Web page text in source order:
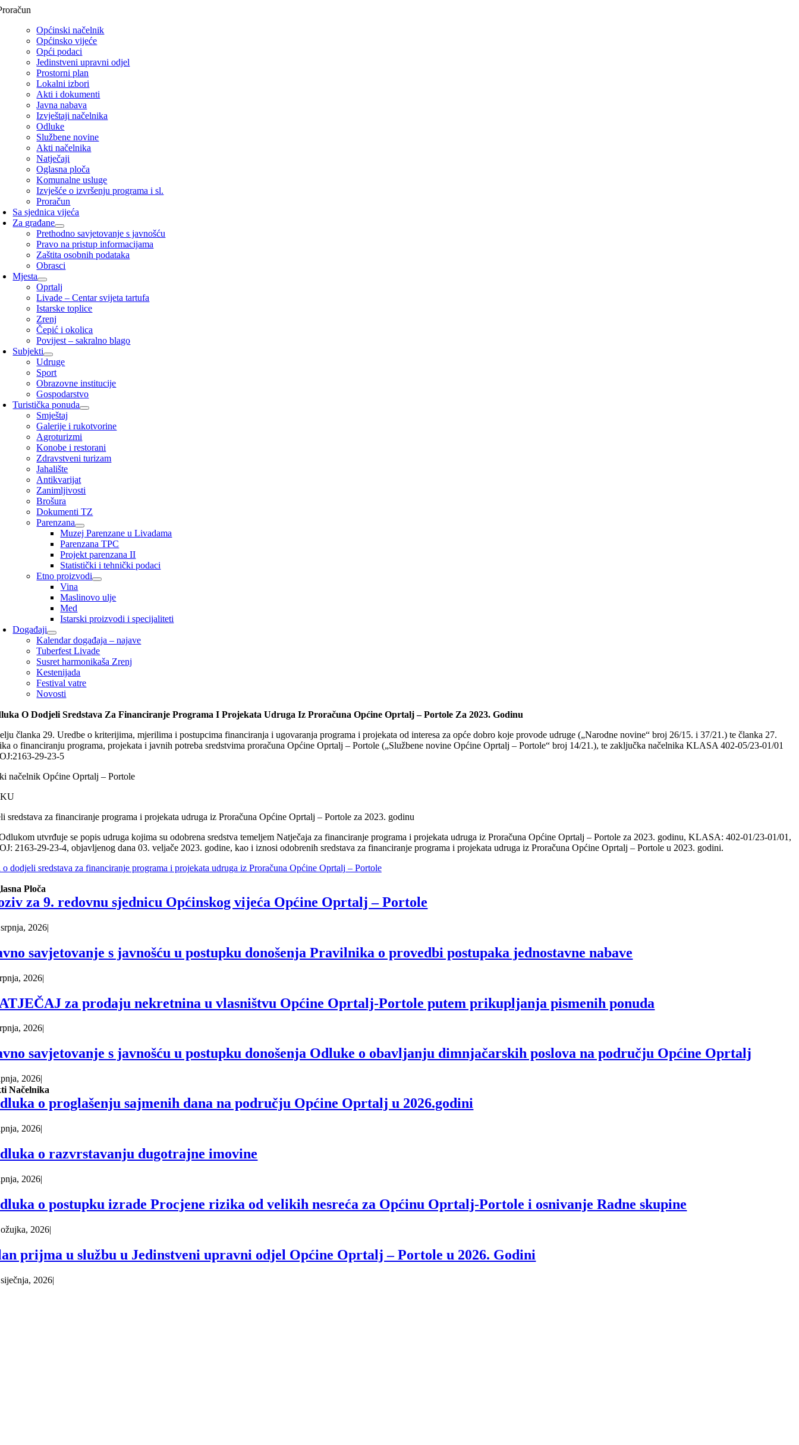
Općinski načelnik
Općinsko vijeće
Opći podaci
Jedinstveni upravni odjel
Prostorni plan
Lokalni izbori
Akti i dokumenti
Javna nabava
Izvještaji načelnika
Odluke
Službene novine
Akti načelnika
Natječaji
Oglasna ploča
Komunalne usluge
Izvješće o izvršenju programa i sl.
Proračun
Sa sjednica vijeća
Za građane
Prethodno savjetovanje s javnošću
Pravo na pristup informacijama
Zaštita osobnih podataka
Obrasci
Mjesta
Oprtalj
Livade – Centar svijeta tartufa
Istarske toplice
Zrenj
Čepić i okolica
Povijest – sakralno blago
Subjekti
Udruge
Sport
Obrazovne institucije
Gospodarstvo
Turistička ponuda
Smještaj
Galerije i rukotvorine
Agroturizmi
Konobe i restorani
Zdravstveni turizam
Jahalište
Antikvarijat
Zanimljivosti
Brošura
Dokumenti TZ
Parenzana
Muzej Parenzane u Livadama
Parenzana TPC
Projekt parenzana II
Statistički i tehnički podaci
Etno proizvodi
Vina
Maslinovo ulje
Med
Istarski proizvodi i specijaliteti
Događaji
Kalendar događaja – najave
Tuberfest Livade
Susret harmonikaša Zrenj
Kestenijada
Festival vatre
Novosti
O Dodjeli Sredstava Za Financiranje Programa I Projekata Udruga Iz Proračuna Općine Oprtalj – Portole Za 2023. Godinu
članka 29. Uredbe o kriterijima, mjerilima i postupcima financiranja i ugovaranja programa i projekata od interesa za opće dobro koje provode udruge („Narodne novine“ broj 26/15. i 37/21.) te članka 27.
o financiranju programa, projekata i javnih potreba sredstvima proračuna Općine Oprtalj – Portole („Službene novine Općine Oprtalj – Portole“ broj 14/21.), te zaključka načelnika KLASA 402-05/23-01/01
29-23-5
načelnik Općine Oprtalj – Portole
sredstava za financiranje programa i projekata udruga iz Proračuna Općine Oprtalj – Portole za 2023. godinu
utvrđuje se popis udruga kojima su odobrena sredstva temeljem Natječaja za financiranje programa i projekata udruga iz Proračuna Općine Oprtalj – Portole za 2023. godinu, KLASA: 402-01/23-01/01,
2163-29-23-4, objavljenog dana 03. veljače 2023. godine, kao i iznosi odobrenih sredstava za financiranje programa i projekata udruga iz Proračuna Općine Oprtalj – Portole u 2023. godini.
dodjeli sredstava za financiranje programa i projekata udruga iz Proračuna Općine Oprtalj – Portole
Ploča
za 9. redovnu sjednicu Općinskog vijeća Općine Oprtalj – Portole
2026|
savjetovanje s javnošću u postupku donošenja Pravilnika o provedbi postupaka jednostavne nabave
2026|
za prodaju nekretnina u vlasništvu Općine Oprtalj-Portole putem prikupljanja pismenih ponuda
2026|
savjetovanje s javnošću u postupku donošenja Odluke o obavljanju dimnjačarskih poslova na području Općine Oprtalj
2026|
Načelnika
o proglašenju sajmenih dana na području Općine Oprtalj u 2026.godini
2026|
o razvrstavanju dugotrajne imovine
2026|
o postupku izrade Procjene rizika od velikih nesreća za Općinu Oprtalj-Portole i osnivanje Radne skupine
2026|
prijma u službu u Jedinstveni upravni odjel Općine Oprtalj – Portole u 2026. Godini
2026|